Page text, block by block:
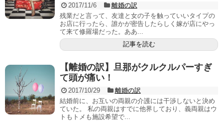
2017/11/6
離婚の訳
残業だと言って、友達と女の子を触っていいタイプの
お店に行ったら、誰かが密告したらしく嫁が店にやっ
て来て修羅場だった。ああ...
記事を読む
【離婚の訳】旦那がクルクルパーすぎ
て頭が痛い！
2017/10/29
離婚の訳
結婚前に、お互いの両親の介護には干渉しないと決め
ていた。 私の両親はすでに他界しており、義両親はウ
トもトメも施設希望で...